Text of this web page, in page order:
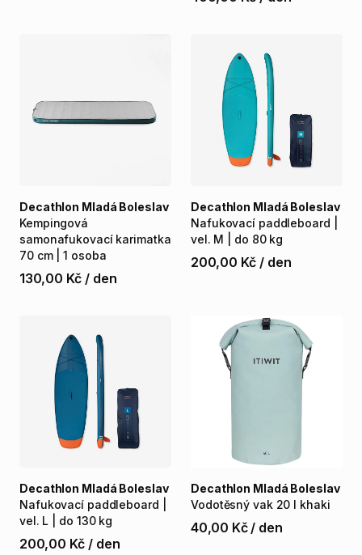
Kempingová
samonafukovací karimatka
70 cm 1 osoba
Decathlon Mladá Boleslav
130,00 Kč / den
Nafukovací paddleboard
vel. M do 80 kg
Decathlon Mladá Boleslav
200,00 Kč / den
Nafukovací paddleboard
vel. L do 130 kg
Decathlon Mladá Boleslav
200,00 Kč / den
Vodotěsný vak 20 l khaki
Decathlon Mladá Boleslav
40,00 Kč / den